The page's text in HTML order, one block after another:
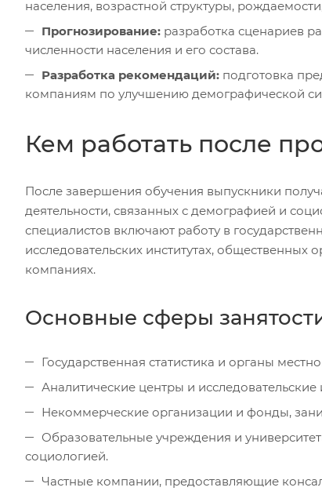
населения, возрастной структуры,
Прогнозирование: разработка сценариев
численности населения и его состава.
Разработка рекомендаций: подготовка
компаниям по улучшению демографической
Кем работать после
После завершения обучения выпускники
деятельности, связанных с демографией и
специалистов включают работу в
исследовательских институтах, общественных
компаниях.
Основные сферы
Государственная статистика и органы
Аналитические центры и исследовательские
Некоммерческие организации и фонды,
Образовательные учреждения и
социологией.
Частные компании, предоставляющие